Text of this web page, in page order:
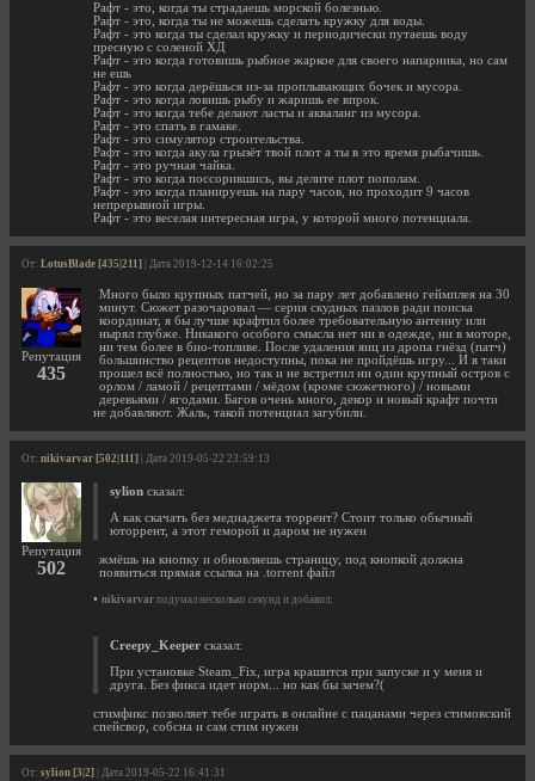
Рафт - это, когда ты страдаешь морской болезнью.
Рафт - это, когда ты не можешь сделать кружку для воды.
Рафт - это когда ты сделал кружку и периодически путаешь воду
пресную с соленой ХД
Рафт - это когда готовишь рыбное жаркое для своего напарника, но сам
не ешь
Рафт - это когда дерёшься из-за проплывающих бочек и мусора.
Рафт - это когда ловишь рыбу и жаришь ее впрок.
Рафт - это когда тебе делают ласты и акваланг из мусора.
Рафт - это спать в гамаке.
Рафт - это симулятор строительства.
Рафт - это когда акула грызёт твой плот а ты в это время рыбачишь.
Рафт - это ручная чайка.
Рафт - это когда поссорившись, вы делите плот пополам.
Рафт - это когда планируешь на пару часов, но проходит 9 часов
непрерывной игры.
Рафт - это веселая интересная игра, у которой много потенциала.
От: LotusBlade [435|211] | Дата 2019-12-14 16:02:25
Репутация
435
Много было крупных патчей, но за пару лет добавлено геймплея на 30
минут. Сюжет разочаровал — серия скудных пазлов ради поиска
координат, я бы лучше крафтил более требовательную антенну или
нырял глубже. Никакого особого смысла нет ни в одежде, ни в моторе,
ни тем более в био-топливе. После удаления яиц из дропа гнёзд (патч)
большинство рецептов недоступны, пока не пройдёшь игру... И я таки
прошел всё полностью, но так и не встретил ни один крупный остров с
орлом / ламой / рецептами / мёдом (кроме сюжетного) / новыми
деревьями / ягодами. Багов очень много, декор и новый крафт почти
не добавляют. Жаль, такой потенциал загубили.
От: nikivarvar [502|111] | Дата 2019-05-22 23:59:13
Репутация
502
sylion сказал:
А как скачать без медиаджета торрент? Стоит только обычный
юторрент, а этот геморой и даром не нужен
жмёшь на кнопку и обновляешь страницу, под кнопкой должна
появиться прямая ссылка на .torrent файл
• nikivarvar подумал несколько секунд и добавил:
Creepy_Keeper сказал:
При установке Steam_Fix, игра крашится при запуске и у меня и
друга. Без фикса идет норм... но как бы зачем?(
стимфикс позволяет тебе играть в онлайне с пацанами через стимовский
спейсвор, собсна и сам стим нужен
От: sylion [3|2] | Дата 2019-05-22 16:41:31